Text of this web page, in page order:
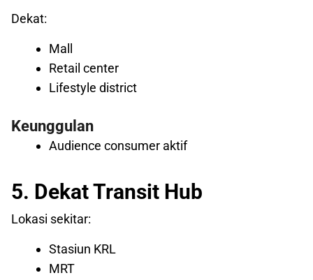
Dekat:
Mall
Retail center
Lifestyle district
Keunggulan
Audience consumer aktif
5. Dekat Transit Hub
Lokasi sekitar:
Stasiun KRL
MRT